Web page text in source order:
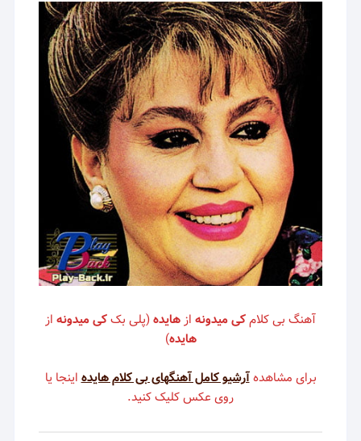
آهنگ بی کلامکی میدونه از هایده(پلی بککی میدونه از
هایده)
برای مشاهدهآرشیو کامل آهنگهای بی کلام هایدهاینجا یا
روی عکس کلیک کنید.